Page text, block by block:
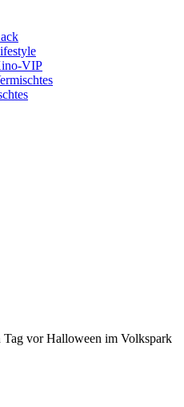
VIP
Tag vor Halloween im Volkspark